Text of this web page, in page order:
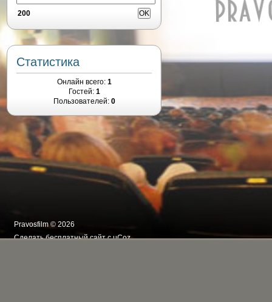
200
Статистика
Онлайн всего: 1
Гостей: 1
Пользователей: 0
Pravosfilm © 2026
Сделатьбесплатный сайтсuCoz